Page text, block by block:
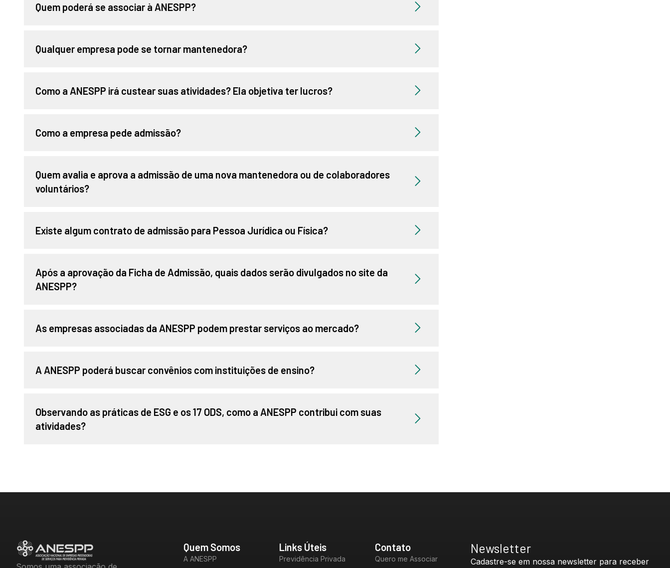
Quem poderá se associar à ANESPP?
Qualquer empresa pode se tornar mantenedora?
Como a ANESPP irá custear suas atividades? Ela objetiva ter lucros?
Como a empresa pede admissão?
Quem avalia e aprova a admissão de uma nova mantenedora ou de colaboradores
voluntários?
Existe algum contrato de admissão para Pessoa Jurídica ou Física?
Após a aprovação da Ficha de Admissão, quais dados serão divulgados no site da
ANESPP?
As empresas associadas da ANESPP podem prestar serviços ao mercado?
A ANESPP poderá buscar convênios com instituições de ensino?
Observando as práticas de ESG e os 17 ODS, como a ANESPP contribui com suas
atividades?
Quem Somos
A ANESPP
Links Úteis
Previdência Privada
Contato
Quero me Associar
Newsletter
Cadastre-se em nossa newsletter para receber